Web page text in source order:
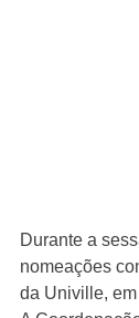
Durante a
nomeações
da Univille,